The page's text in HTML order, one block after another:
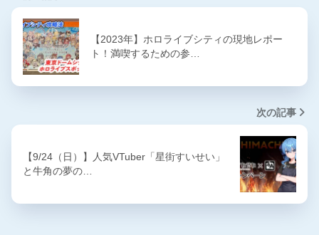
【2023年】ホロライブシティの現地レポー
ト！満喫するための参…
次の記事
【9/24（日）】人気VTuber「星街すいせい」
と牛角の夢の…